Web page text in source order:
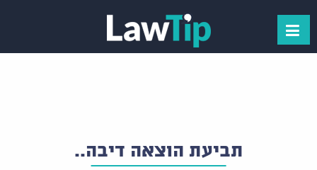
תביעת הוצאה דיבה..